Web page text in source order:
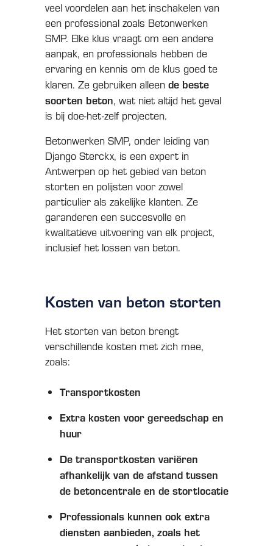
veel voordelen aan het inschakelen van
een professional zoals Betonwerken
SMP. Elke klus vraagt om een andere
aanpak, en professionals hebben de
ervaring en kennis om de klus goed te
klaren. Ze gebruiken alleen de beste
soorten beton, wat niet altijd het geval
is bij doe-het-zelf projecten.
Betonwerken SMP, onder leiding van
Django Sterckx, is een expert in
Antwerpen op het gebied van beton
storten en polijsten voor zowel
particulier als zakelijke klanten. Ze
garanderen een succesvolle en
kwalitatieve uitvoering van elk project,
inclusief het lossen van beton.
Kosten van beton storten
Het storten van beton brengt
verschillende kosten met zich mee,
zoals:
Transportkosten
Extra kosten voor gereedschap en
huur
De transportkosten variëren
afhankelijk van de afstand tussen
de betoncentrale en de stortlocatie
Professionals kunnen ook extra
diensten aanbieden, zoals het